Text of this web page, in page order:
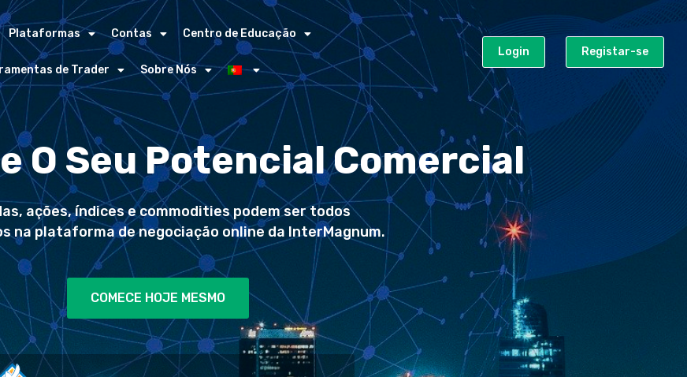
Plataformas Contas Centro de Educação
de Trader Sobre Nós
Login Registar-se
O Seu Potencial Comercial
ações, índices e commodities podem ser todos
na plataforma de negociação online da InterMagnum.
COMECE HOJE MESMO